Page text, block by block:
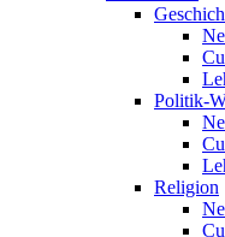
Politik-
Religion